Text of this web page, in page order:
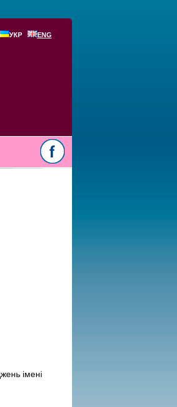
УКР ENG
імені